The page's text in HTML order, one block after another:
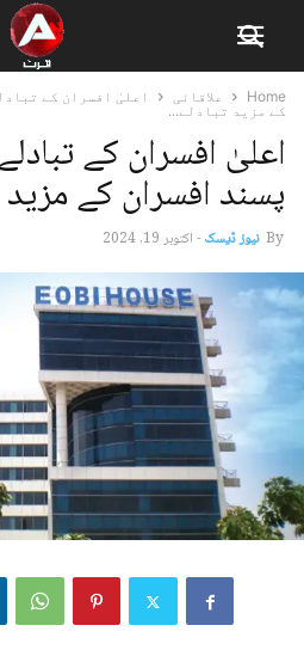
Home علاقائی
اعلیٰ افسران کے
کے مزید تبادلے...
اعلیٰ افسران کے
پسند افسران کے مزید
By نیوز ڈیسک-اکتوبر 19, 2024